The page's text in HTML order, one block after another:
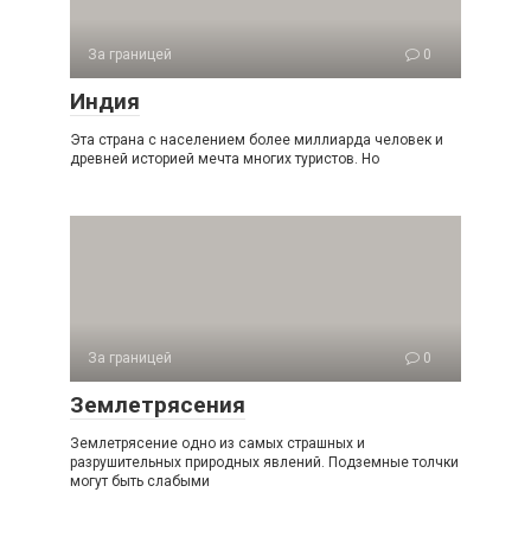
За границей 0
Индия
Эта страна с населением более миллиарда человек и
древней историей мечта многих туристов. Но
За границей 0
Землетрясения
Землетрясение одно из самых страшных и
разрушительных природных явлений. Подземные толчки
могут быть слабыми